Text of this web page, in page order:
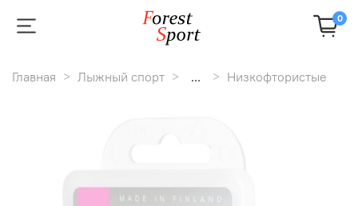
0
Главная Лыжный спорт ... Низкофтористые